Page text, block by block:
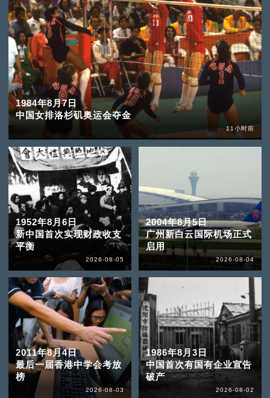
1984年8月7日
中国女排洛杉矶奥运会夺金
11小时前
1952年8月6日
新中国首次实现财政收支
平衡
2026-08-05
2004年8月5日
广州新白云国际机场正式
启用
2026-08-04
2011年8月4日
最后一届香港中学会考放
榜
2026-08-03
1986年8月3日
中国首次有国有企业宣告
破产
2026-08-02